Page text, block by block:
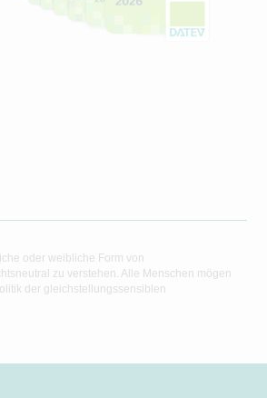
oder weibliche Form von
zu verstehen. Alle Menschen mögen
der gleichstellungssensiblen